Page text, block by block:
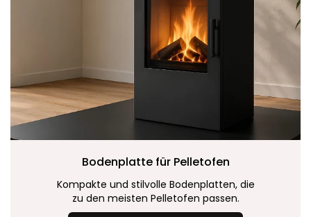
Bodenplatte für Pelletofen
Kompakte und stilvolle Bodenplatten, die
zu den meisten Pelletofen passen.